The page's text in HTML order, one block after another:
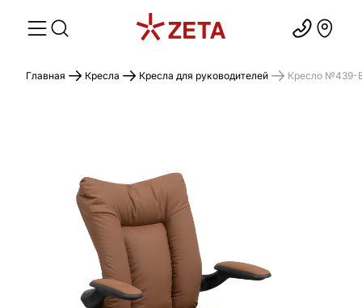
Главная Кресла Кресла для руководителей Кресло №439-